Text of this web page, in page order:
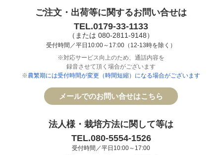
ご注文・出荷等に関するお問い合せは
TEL.0179-33-1133
（または 080-2811-9148）
受付時間／平日10:00～17:00（12-13時を除く）
※対応サービス向上のため、通話内容を
録音させて頂く場合がございます
※農繁期には受付時間が変更（時間短縮）になる場合がございます
メールでのお問い合せはこちら
法人様・栽培方法に関して等は
TEL.080-5554-1526
受付時間／平日10:00～17:00